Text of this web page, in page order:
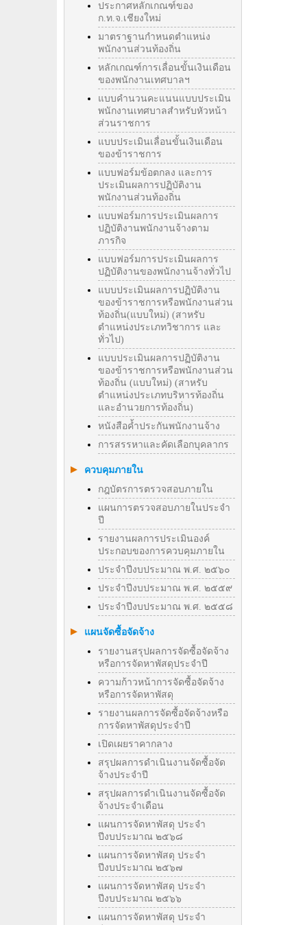
ประกาศหลักเกณฑ์ของ
ก.ท.จ.เชียงใหม่
มาตราฐานกำหนดตำแหน่ง
พนักงานส่วนท้องถิ่น
หลักเกณฑ์การเลื่อนขั้นเงินเดือน
ของพนักงานเทศบาลฯ
แบบคำนวนคะแนนแบบประเมิน
พนักงานเทศบาลสำหรับหัวหน้า
ส่วนราชการ
แบบประเมินเลื่อนขั้นเงินเดือน
ของข้าราชการ
แบบฟอร์มข้อตกลง และการ
ประเมินผลการปฏิบัติงาน
พนักงานส่วนท้องถิ่น
แบบฟอร์มการประเมินผลการ
ปฏิบัติงานพนักงานจ้างตาม
ภารกิจ
แบบฟอร์มการประเมินผลการ
ปฏิบัติงานของพนักงานจ้างทั่วไป
แบบประเมินผลการปฏิบัติงาน
ของข้าราชการหรือพนักงานส่วน
ท้องถิ่น(แบบใหม่) (สาหรับ
ตำแหน่งประเภทวิชาการ และ
ทั่วไป)
แบบประเมินผลการปฏิบัติงาน
ของข้าราชการหรือพนักงานส่วน
ท้องถิ่น (แบบใหม่) (สาหรับ
ตำแหน่งประเภทบริหารท้องถิ่น
และอำนวยการท้องถิ่น)
หนังสือค้ำประกันพนักงานจ้าง
การสรรหาและคัดเลือกบุคลากร
ควบคุมภายใน
กฎบัตรการตรวจสอบภายใน
แผนการตรวจสอบภายในประจำ
ปี
รายงานผลการประเมินองค์
ประกอบของการควบคุมภายใน
ประจำปีงบประมาณ พ.ศ. ๒๕๖๐
ประจำปีงบประมาณ พ.ศ. ๒๕๕๙
ประจำปีงบประมาณ พ.ศ. ๒๕๕๘
แผนจัดซื้อจัดจ้าง
รายงานสรุปผลการจัดซื้อจัดจ้าง
หรือการจัดหาพัสดุประจำปี
ความก้าวหน้าการจัดซื้อจัดจ้าง
หรือการจัดหาพัสดุ
รายงานผลการจัดซื้อจัดจ้างหรือ
การจัดหาพัสดุประจําปี
เปิดเผยราคากลาง
สรุปผลการดำเนินงานจัดซื้อจัด
จ้างประจำปี
สรุปผลการดำเนินงานจัดซื้อจัด
จ้างประจำเดือน
แผนการจัดหาพัสดุ ประจำ
ปีงบประมาณ ๒๕๖๘
แผนการจัดหาพัสดุ ประจำ
ปีงบประมาณ ๒๕๖๗
แผนการจัดหาพัสดุ ประจำ
ปีงบประมาณ ๒๕๖๖
แผนการจัดหาพัสดุ ประจำ